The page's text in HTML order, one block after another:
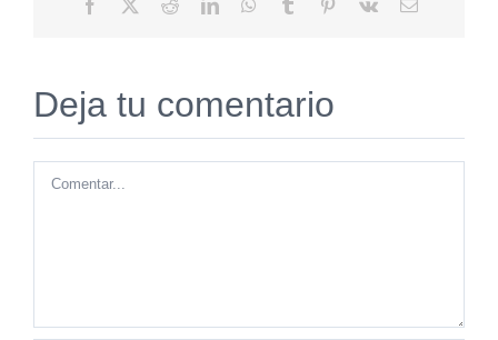
Facebook RedditLinkedInWhatsApp
Tumblr Pinterest
Vk
Correo
Deja tu comentario
Comentar